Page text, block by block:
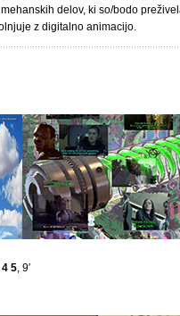
delov, ki so/bodo
z digitalno animacijo.
5, 9′